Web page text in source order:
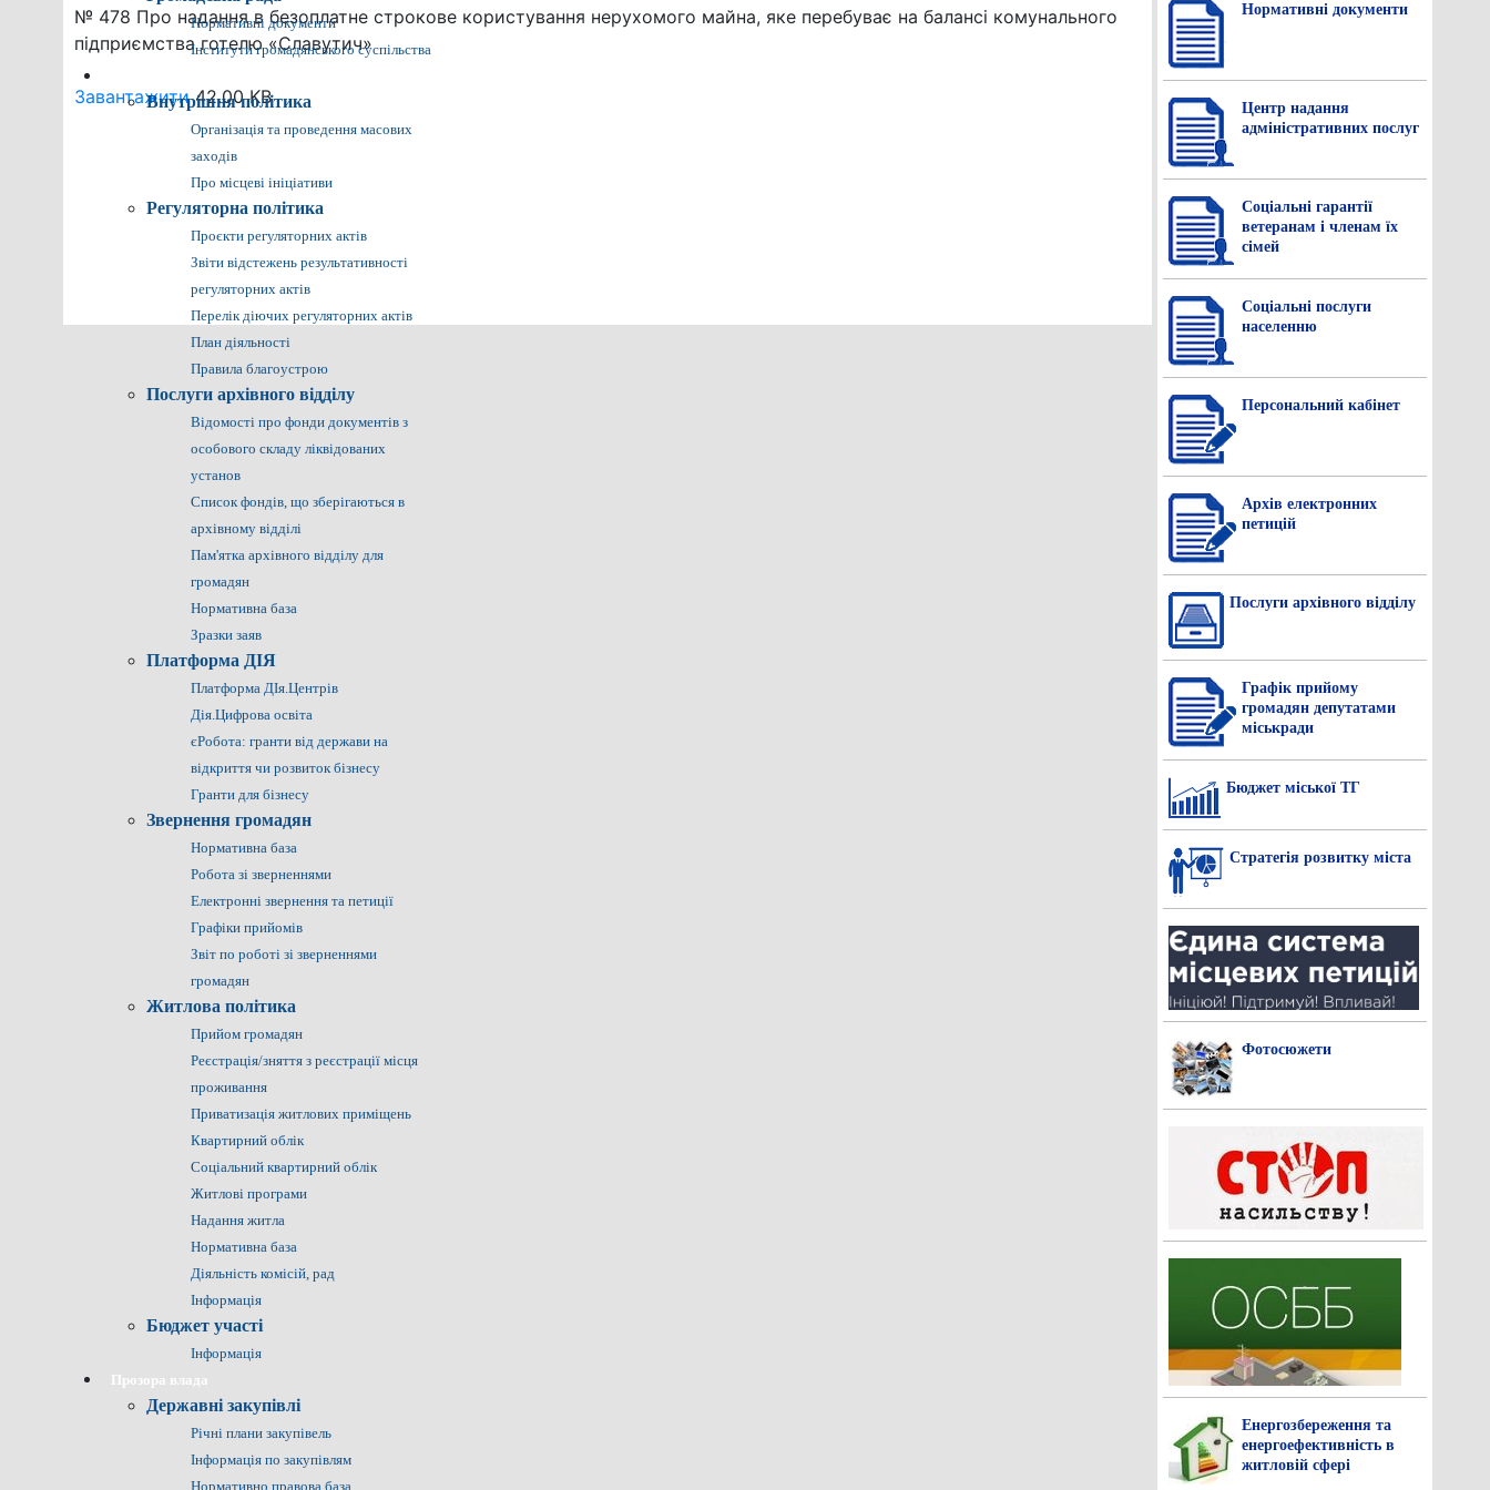
Нормативні документи
Інститути громадянського суспільства
Внутрішня політика
Організація та проведення масових
заходів
Про місцеві ініціативи
Регуляторна політика
Проєкти регуляторних актів
Звіти відстежень результативності
регуляторних актів
Перелік діючих регуляторних актів
План діяльності
Правила благоустрою
Послуги архівного відділу
Відомості про фонди документів з
особового складу ліквідованих
установ
Список фондів, що зберігаються в
архівному відділі
Пам'ятка архівного відділу для
громадян
Нормативна база
Зразки заяв
Платформа ДІЯ
Платформа ДІя.Центрів
Дія.Цифрова освіта
єРобота: гранти від держави на
відкриття чи розвиток бізнесу
Гранти для бізнесу
Звернення громадян
Нормативна база
Робота зі зверненнями
Електронні звернення та петиції
Графіки прийомів
Звіт по роботі зі зверненнями
громадян
Житлова політика
Прийом громадян
Реєстрація/зняття з реєстрації місця
проживання
Приватизація житлових приміщень
Квартирний облік
Соціальний квартирний облік
Житлові програми
Надання житла
Нормативна база
Діяльність комісій, рад
Інформація
Бюджет участі
Інформація
Прозора влада
Державні закупівлі
Річні плани закупівель
Інформація по закупівлям
Нормативно правова база
№ 478 Про надання в безоплатне строкове користування нерухомого майна, яке перебуває на балансі комунального
підприємства готелю «Славутич»
Завантажити42.00 KB
Нормативнi документи
Центр надання
адміністративних послуг
Соціальні гарантії
ветеранам і членам їх
сімей
Соціальні послуги
населенню
Персональний кабінет
Архів електронних
петицій
Послуги архівного відділу
Графік прийому
громадян депутатами
міськради
Бюджет міської ТГ
Стратегія розвитку міста
Фотосюжети
Енергозбереження та
енергоефективність в
житловій сфері